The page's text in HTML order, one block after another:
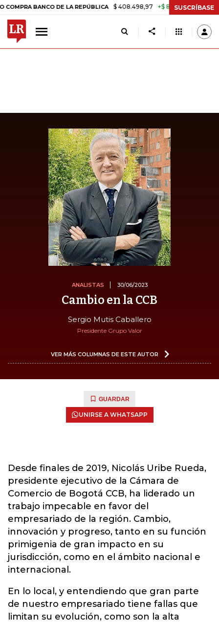
BANCO DE LA REPÚBLICA $ 408.498,97 +$ 8.753,81 +2,19%
SUSCRÍBASE
ANALISTAS 30/06/2023
Cambio en la CCB
Sergio Mutis Caballero
Presidente Grupo Valor
VER MÁS COLUMNAS DE ESTE AUTOR
GUARDAR
UNIRSE A WHATSAPP
Desde finales de 2019, Nicolás Uribe Rueda,
presidente ejecutivo de la Cámara de
Comercio de Bogotá CCB, ha liderado un
trabajo impecable en favor del
empresariado de la región. Cambio,
innovación y progreso, tanto en su función
primigenia de gran impacto en su
jurisdicción, como en el ámbito nacional e
internacional.
En lo local, y entendiendo que gran parte
de nuestro empresariado tiene fallas que
limitan su evolución, como son la alta